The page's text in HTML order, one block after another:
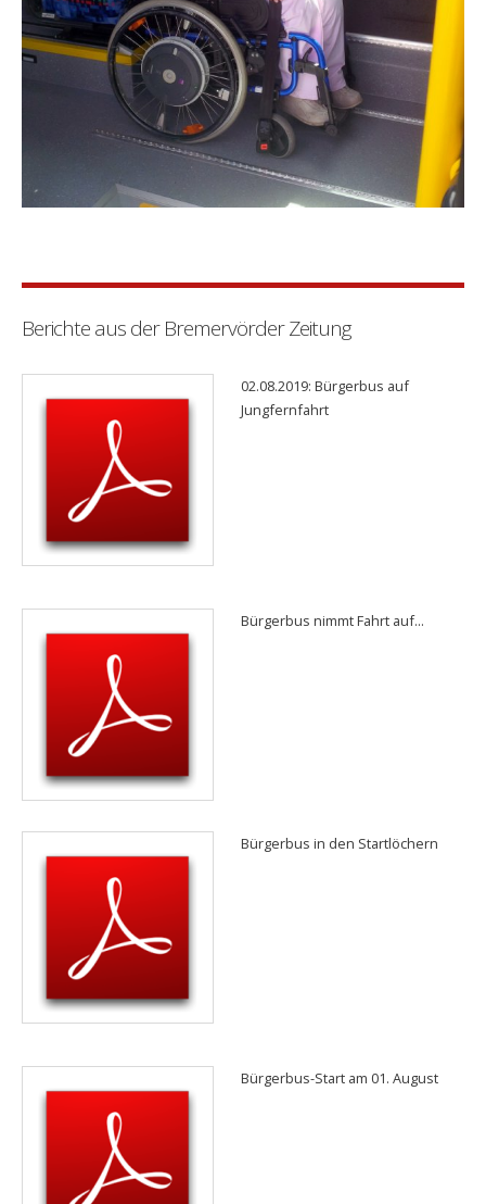
Berichte aus der Bremervörder Zeitung
02.08.2019: Bürgerbus auf
Jungfernfahrt
Bürgerbus nimmt Fahrt auf...
Bürgerbus in den Startlöchern
Bürgerbus-Start am 01. August